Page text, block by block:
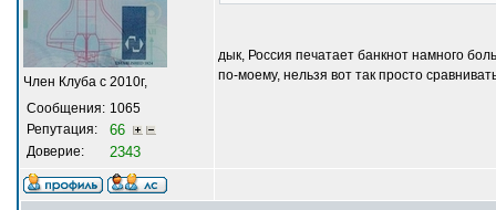
Член Клуба с 2010г,
Сообщения: 1065
Репутация:
66
Доверие: 2343
дык, Россия печатает банкнот намного
по-моему, нельзя вот так просто